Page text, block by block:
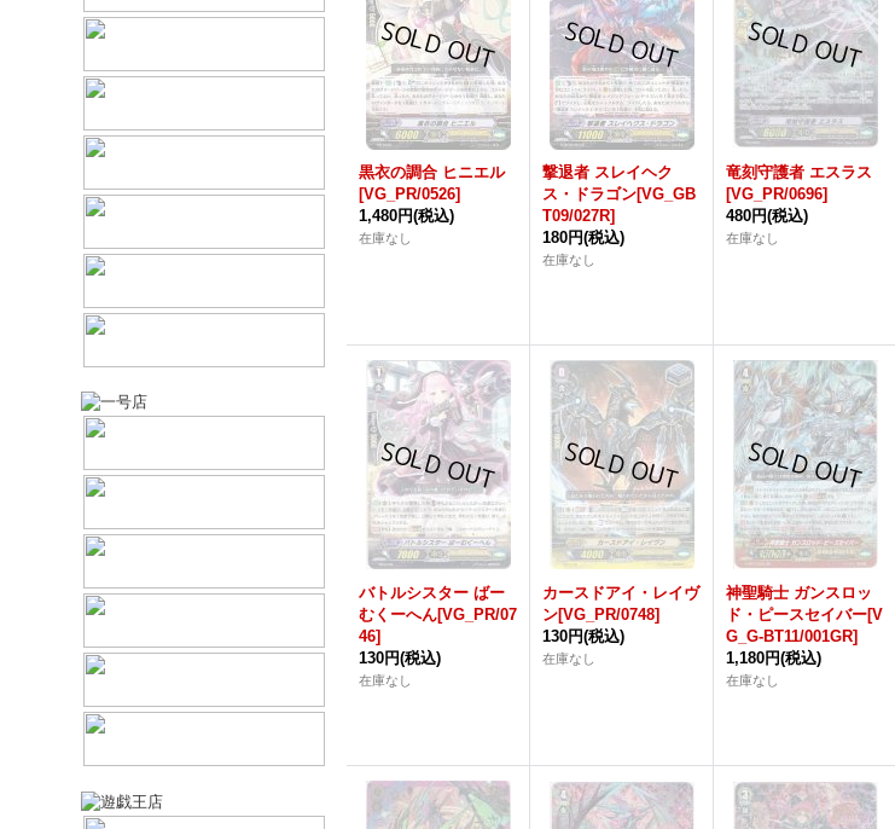
黒衣の調合 ヒニエル
[VG_PR/0526]
1,480円(税込)
在庫なし
撃退者 スレイヘク
ス・ドラゴン[VG_GB
T09/027R]
180円(税込)
在庫なし
竜刻守護者 エスラス
[VG_PR/0696]
480円(税込)
在庫なし
バトルシスター ばー
むくーへん[VG_PR/07
46]
130円(税込)
在庫なし
カースドアイ・レイヴ
ン[VG_PR/0748]
130円(税込)
在庫なし
神聖騎士 ガンスロッ
ド・ピースセイバー[V
G_G-BT11/001GR]
1,180円(税込)
在庫なし